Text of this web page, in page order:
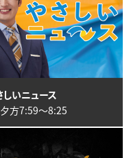
しいニュース
夕方7:59〜8:25